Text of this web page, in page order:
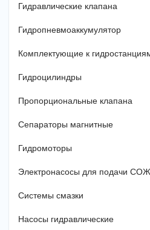
Гидравлические клапана
Гидропневмоаккумулятор
Комплектующие к
Гидроцилиндры
Пропорциональные клапана
Сепараторы магнитные
Гидромоторы
Электронасосы для подачи СОЖ
Системы смазки
Насосы гидравлические